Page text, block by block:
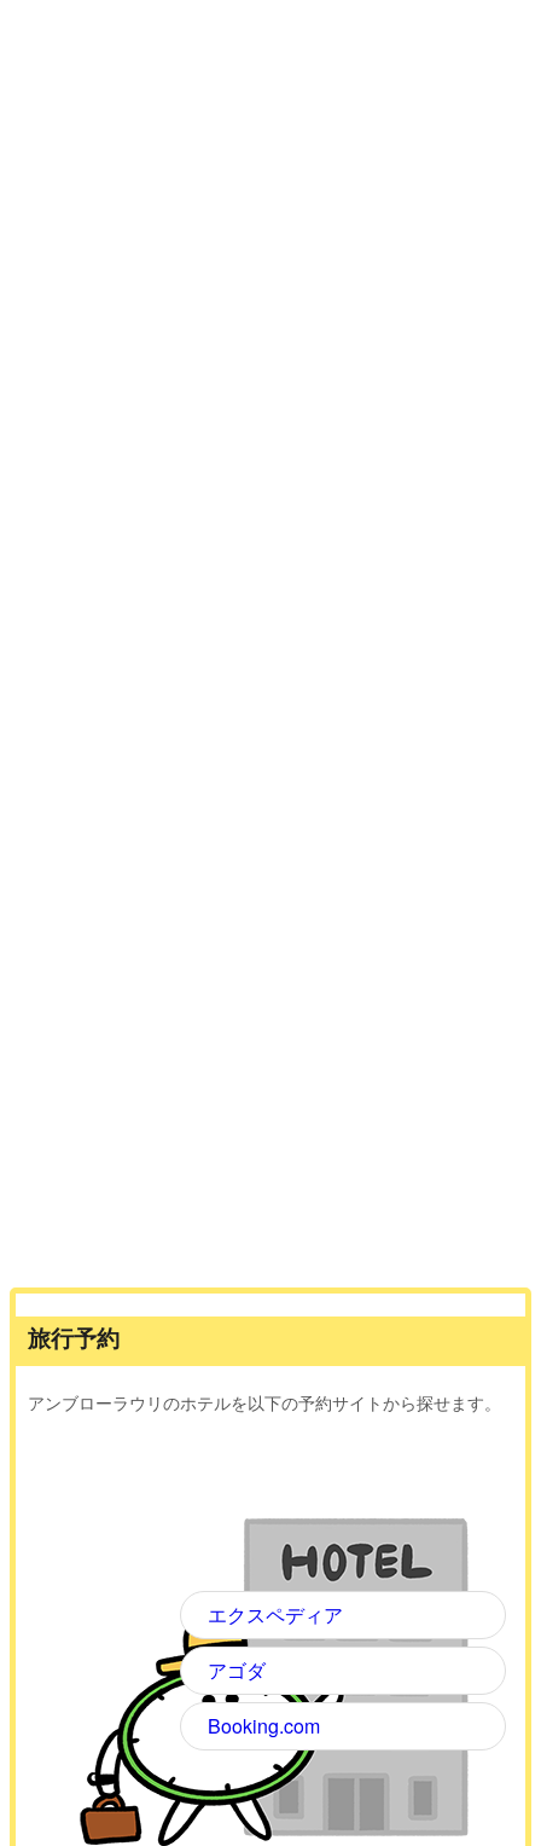
旅行予約
アンブローラウリのホテルを以下の予約サイトから探せます。
エクスペディア
アゴダ
Booking.com